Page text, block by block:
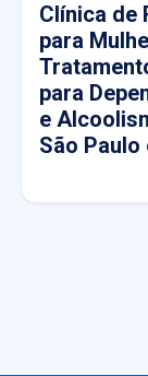
Clínica de
para
para
e
São Paulo